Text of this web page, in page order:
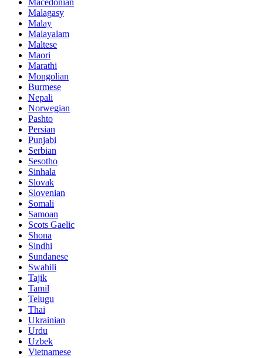
Macedonian
Malagasy
Malay
Malayalam
Maltese
Maori
Marathi
Mongolian
Burmese
Nepali
Norwegian
Pashto
Persian
Punjabi
Serbian
Sesotho
Sinhala
Slovak
Slovenian
Somali
Samoan
Scots Gaelic
Shona
Sindhi
Sundanese
Swahili
Tajik
Tamil
Telugu
Thai
Ukrainian
Urdu
Uzbek
Vietnamese